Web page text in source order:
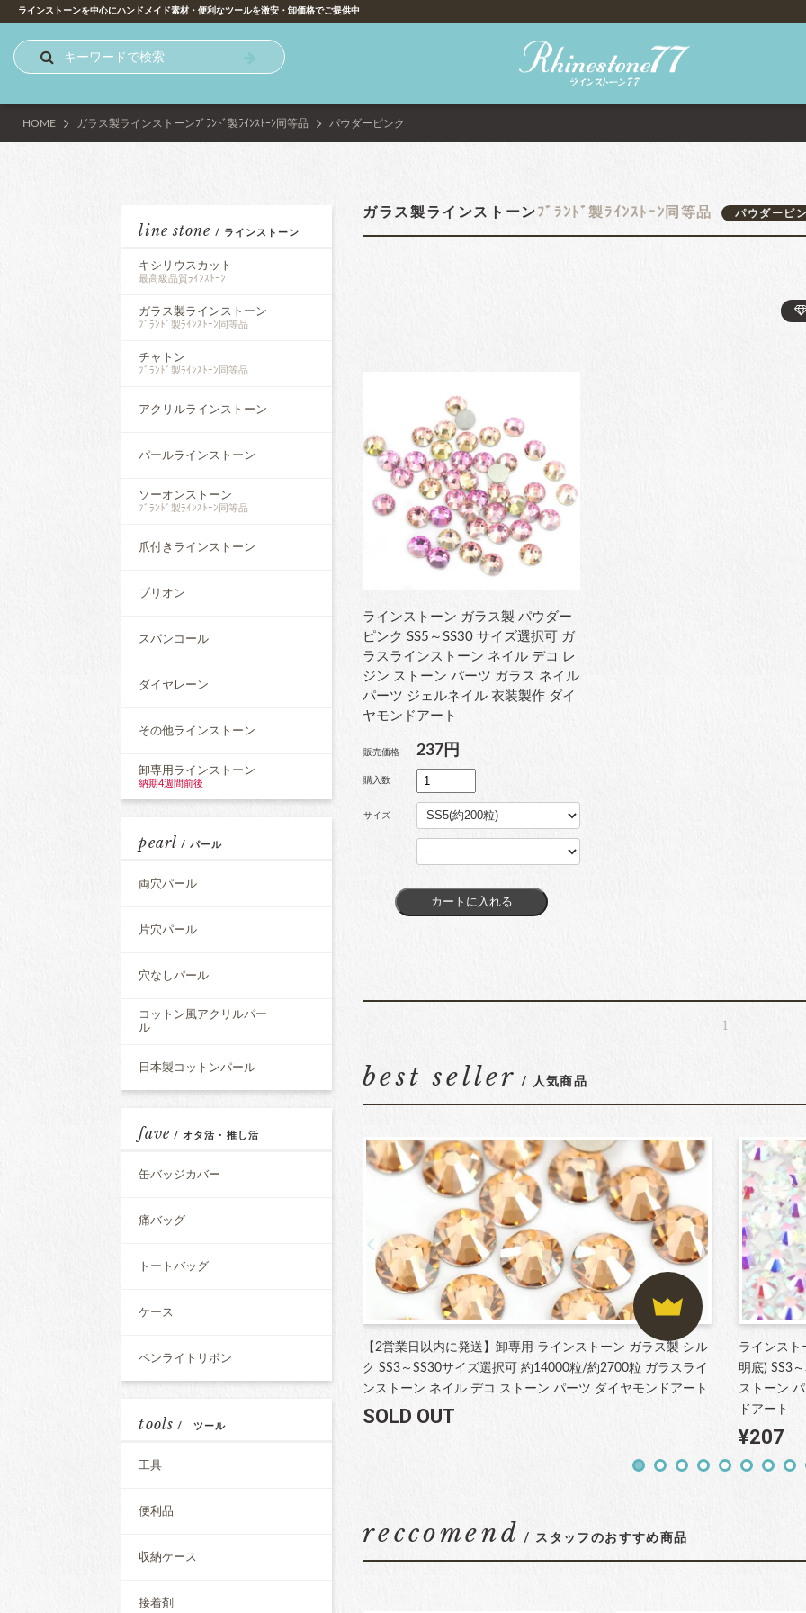
ラインストーンを中心にハンドメイド素材・便利なツールを激安・卸価格でご提供中
HOME ガラス製ラインストーンﾌﾞﾗﾝﾄﾞ製ﾗｲﾝｽﾄｰﾝ同等品 パウダーピンク
ガラス製ラインストーンﾌﾞﾗﾝﾄﾞ製ﾗｲﾝｽﾄｰﾝ同等品 パウダーピ
ラインストーン ガラス製 パウダー
ピンク SS5～SS30 サイズ選択可 ガ
ラスラインストーン ネイル デコ レ
ジン ストーン パーツ ガラス ネイル
パーツ ジェルネイル 衣装製作 ダイ
ヤモンドアート
販売価格 237円
購入数
サイズ
-
1
best seller / 人気商品
【2営業日以内に発送】卸専用 ラインストーン ガラス製 シル
ク SS3～SS30サイズ選択可 約14000粒/約2700粒 ガラスライ
ンストーン ネイル デコ ストーン パーツ ダイヤモンドアート
SOLD OUT
ラインスト
明底) SS3
ストーン
ドアート
¥207
reccomend / スタッフのおすすめ商品
line stone / ラインストーン
キシリウスカット
最高級品質ﾗｲﾝｽﾄｰﾝ
ガラス製ラインストーン
ﾌﾞﾗﾝﾄﾞ製ﾗｲﾝｽﾄｰﾝ同等品
チャトン
ﾌﾞﾗﾝﾄﾞ製ﾗｲﾝｽﾄｰﾝ同等品
アクリルラインストーン
パールラインストーン
ソーオンストーン
ﾌﾞﾗﾝﾄﾞ製ﾗｲﾝｽﾄｰﾝ同等品
爪付きラインストーン
ブリオン
スパンコール
ダイヤレーン
その他ラインストーン
卸専用ラインストーン
納期4週間前後
pearl / パール
両穴パール
片穴パール
穴なしパール
コットン風アクリルパー
ル
日本製コットンパール
fave / オタ活・推し活
缶バッジカバー
痛バッグ
トートバッグ
ケース
ペンライトリボン
tools / ツール
工具
便利品
収納ケース
接着剤